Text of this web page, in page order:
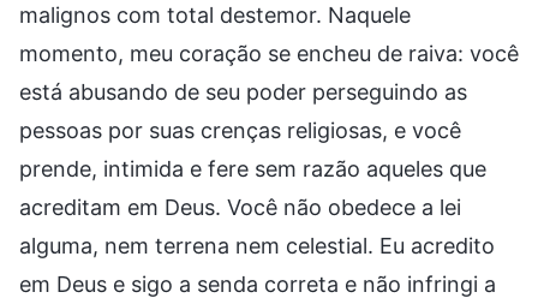
malignos com total destemor. Naquele
momento, meu coração se encheu de raiva: você
está abusando de seu poder perseguindo as
pessoas por suas crenças religiosas, e você
prende, intimida e fere sem razão aqueles que
acreditam em Deus. Você não obedece a lei
alguma, nem terrena nem celestial. Eu acredito
em Deus e sigo a senda correta e não infringi a